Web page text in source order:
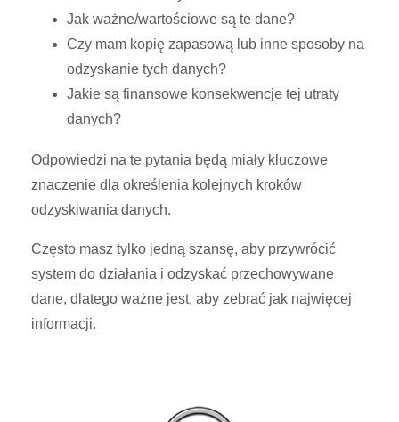
Jak ważne/wartościowe są te dane?
Czy mam kopię zapasową lub inne sposoby na
odzyskanie tych danych?
Jakie są finansowe konsekwencje tej utraty
danych?
Odpowiedzi na te pytania będą miały kluczowe
znaczenie dla określenia kolejnych kroków
odzyskiwania danych.
Często masz tylko jedną szansę, aby przywrócić
system do działania i odzyskać przechowywane
dane, dlatego ważne jest, aby zebrać jak najwięcej
informacji.